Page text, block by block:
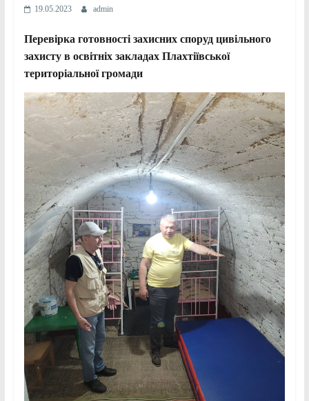
19.05.2023 admin
Перевірка готовності захисних споруд цивільного
захисту в освітніх закладах Плахтіївської
територіальної громади